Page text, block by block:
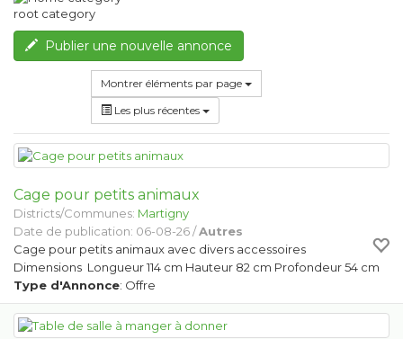
root category
Publier une nouvelle annonce
Montrer éléments par page
Les plus récentes
Cage pour petits animaux
Districts/Communes: Martigny
Date de publication: 06-08-26 /Autres
Cage pour petits animaux avec divers accessoires
Dimensions Longueur 114 cm Hauteur 82 cm Profondeur 54 cm
Type d'Annonce: Offre